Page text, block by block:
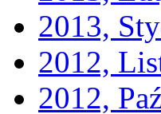
2013,
2012,
2012,